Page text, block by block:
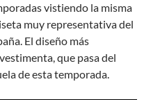
vistiendo la misma
muy representativa del
El diseño más
que pasa del
de esta temporada.